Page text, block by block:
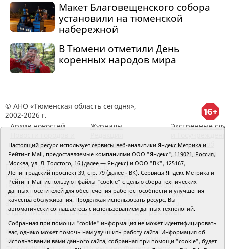
Макет Благовещенского собора
установили на тюменской
набережной
В Тюмени отметили День
коренных народов мира
© АНО «Тюменская область сегодня»,
2002-2026 г.
Архив новостей
районов ТО
Журналы
RSS поток
Экстренные
Сведения об
организации
Главный редактор Рябков А.В.
Редакция: 625002, Тюмень, Осипенко, 81,
телефон (3452)49-00-18, e-mail: tumentoday@obl72.ru
Адрес для писем: 625000, Россия, Тюмень, Почтамт,
а/я 371. Для пресс-релизов: tumentoday@obl72.ru.
Отдел писем: тел. (3452) 39-90-59. Отдел рекламы:
тел. (3452) 39-90-51. Регистрация СМИ: Сетевое
издание «Интернет-газета «Тюменская область
сегодня», свидетельство о регистрации СМИ Эл №
Настоящий ресурс использует сервисы веб-аналитики Яндекс Метрика и
Рейтинг Mail, предоставляемые компаниями ООО "Яндекс", 119021, Россия,
Москва, ул. Л. Толстого, 16 (далее — Яндекс) и ООО "ВК", 125167,
Ленинградский проспект 39, стр. 79 (далее - ВК). Сервисы Яндекс Метрика и
Рейтинг Mail используют файлы "cookie" с целью сбора технических
данных посетителей для обеспечения работоспособности и улучшения
качества обслуживания. Продолжая использовать ресурс, Вы
автоматически соглашаетесь с использованием данных технологий.
Собранная при помощи "cookie" информация не может идентифицировать
вас, однако может помочь нам улучшить работу сайта. Информация об
использовании вами данного сайта, собранная при помощи "cookie", будет